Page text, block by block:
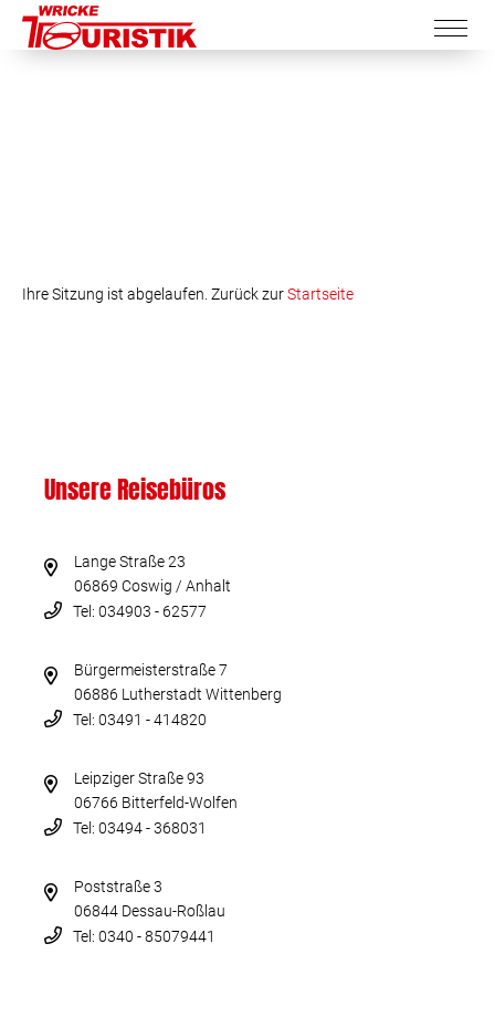
Ihre Sitzung ist abgelaufen. Zurück zurStartseite
Unsere Reisebüros
Lange Straße 23
06869 Coswig / Anhalt
Tel: 034903 - 62577
Bürgermeisterstraße 7
06886 Lutherstadt Wittenberg
Tel: 03491 - 414820
Leipziger Straße 93
06766 Bitterfeld-Wolfen
Tel: 03494 - 368031
Poststraße 3
06844 Dessau-Roßlau
Tel: 0340 - 85079441